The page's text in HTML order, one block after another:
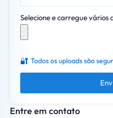
Entre em contato
Selecione e carregue vários
🔐 Todos os uploads são